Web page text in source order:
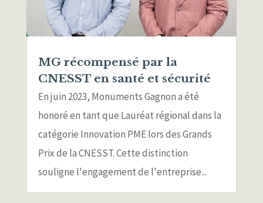
MG récompensé par la
CNESST en santé et sécurité
En juin 2023, Monuments Gagnon a été
honoré en tant que Lauréat régional dans la
catégorie Innovation PME lors des Grands
Prix de la CNESST. Cette distinction
souligne l'engagement de l'entreprise...